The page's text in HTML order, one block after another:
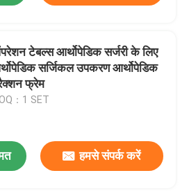
टेबल्स आर्थोपेडिक सर्जरी के लिए
सर्जिकल उपकरण आर्थोपेडिक
फ्रेम
：1 SET
हमसे संपर्क करें